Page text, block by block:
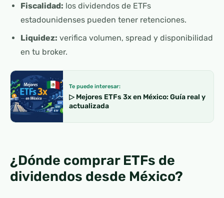
Fiscalidad: los dividendos de ETFs
estadounidenses pueden tener retenciones.
Liquidez: verifica volumen, spread y disponibilidad
en tu broker.
Te puede interesar:
▷ Mejores ETFs 3x en México: Guía real y
actualizada
¿Dónde comprar ETFs de
dividendos desde México?